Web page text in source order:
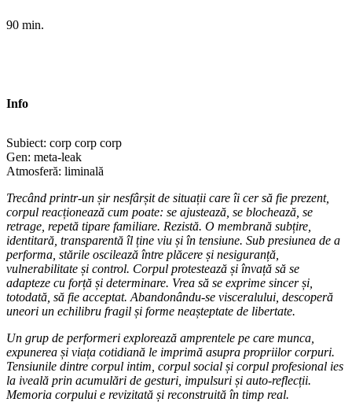
90 min.
Info
Subiect: corp corp corp
Gen: meta-leak
Atmosferă: liminală
Trecând printr-un șir nesfârșit de situații care îi cer să fie prezent,
corpul reacționează cum poate: se ajustează, se blochează, se
retrage, repetă tipare familiare. Rezistă. O membrană subțire,
identitară, transparentă îl ține viu și în tensiune. Sub presiunea de a
performa, stările oscilează între plăcere și nesiguranță,
vulnerabilitate și control. Corpul protestează și învață să se
adapteze cu forță și determinare. Vrea să se exprime sincer și,
totodată, să fie acceptat. Abandonându-se visceralului, descoperă
uneori un echilibru fragil și forme neașteptate de libertate.
Un grup de performeri explorează amprentele pe care munca,
expunerea și viața cotidiană le imprimă asupra propriilor corpuri.
Tensiunile dintre corpul intim, corpul social și corpul profesional ies
la iveală prin acumulări de gesturi, impulsuri și auto-reflecții.
Memoria corpului e revizitată și reconstruită în timp real.